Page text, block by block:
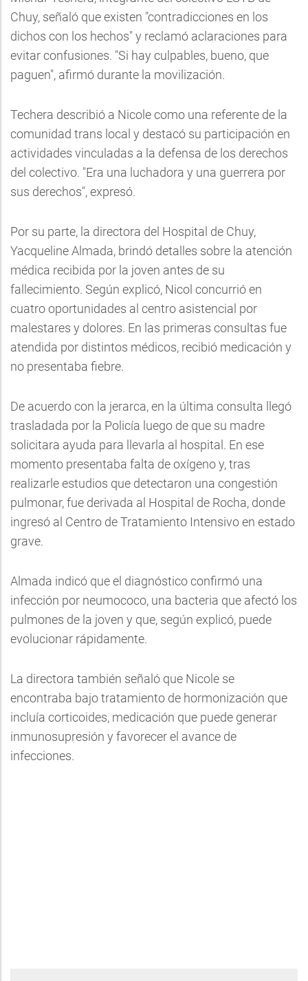
Chuy, señaló que existen "contradicciones en los
dichos con los hechos" y reclamó aclaraciones para
evitar confusiones. "Si hay culpables, bueno, que
paguen", afirmó durante la movilización.
Techera describió a Nicole como una referente de la
comunidad trans local y destacó su participación en
actividades vinculadas a la defensa de los derechos
del colectivo. "Era una luchadora y una guerrera por
sus derechos", expresó.
Por su parte, la directora del Hospital de Chuy,
Yacqueline Almada, brindó detalles sobre la atención
médica recibida por la joven antes de su
fallecimiento. Según explicó, Nicol concurrió en
cuatro oportunidades al centro asistencial por
malestares y dolores. En las primeras consultas fue
atendida por distintos médicos, recibió medicación y
no presentaba fiebre.
De acuerdo con la jerarca, en la última consulta llegó
trasladada por la Policía luego de que su madre
solicitara ayuda para llevarla al hospital. En ese
momento presentaba falta de oxígeno y, tras
realizarle estudios que detectaron una congestión
pulmonar, fue derivada al Hospital de Rocha, donde
ingresó al Centro de Tratamiento Intensivo en estado
grave.
Almada indicó que el diagnóstico confirmó una
infección por neumococo, una bacteria que afectó los
pulmones de la joven y que, según explicó, puede
evolucionar rápidamente.
La directora también señaló que Nicole se
encontraba bajo tratamiento de hormonización que
incluía corticoides, medicación que puede generar
inmunosupresión y favorecer el avance de
infecciones.